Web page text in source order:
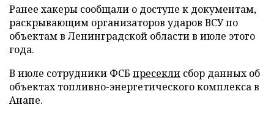
Ранее хакеры сообщали о доступе к документам,
раскрывающим организаторов ударов ВСУ по
объектам в Ленинградской области в июле этого
года.
В июле сотрудники ФСБ пресекли сбор данных об
объектах топливно-энергетического комплекса в
Анапе.